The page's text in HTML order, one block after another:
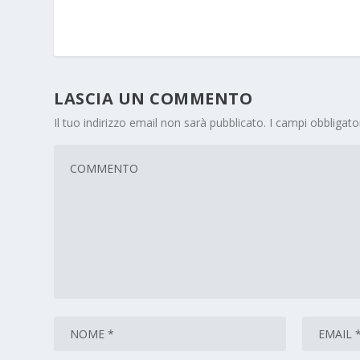
LASCIA UN COMMENTO
Il tuo indirizzo email non sarà pubblicato. I campi